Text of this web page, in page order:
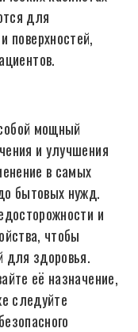
для
поверхностей,
мощный
и улучшения
в самых
бытовых нужд.
и
чтобы
для здоровья.
её назначение,
следуйте